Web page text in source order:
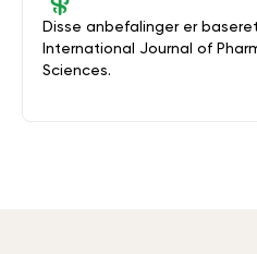
Disse anbefalinger er
International Journal of
Sciences.